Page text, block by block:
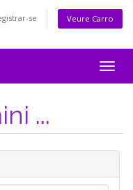
se Veure Carro
...